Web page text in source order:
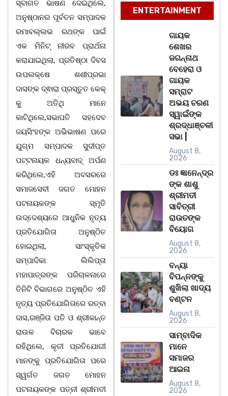
ସ୍ବାଗତ ଭାଷଣ ଦେଇଥିଲେ,
ଅନୁଷ୍ଠାନର ପୂର୍ବତନ ସମ୍ପାଦକ
ରମାବଲ୍ଲଭ ରଥଙ୍କ ପାଇଁ
ଏକ ମିନିଟ୍ ନୀରବ ପ୍ରାର୍ଥନା
କରାଯାଇଥିଲା, ପ୍ରତିଷ୍ଠା ଦିବସ
ଉପଲକ୍ଷେ ଶଶୀପ୍ରଭା
ଦାସଙ୍କ ଦ୍ଵାରା ପ୍ରସ୍ତୁତ କେକ୍
କୁ ଅତିଥି ମାନେ
କାଟିଥିଲେ,ସଭାପତି ସହଦେବ
ଜୟସିଂହଙ୍କ ଅଭିଭାଷଣ ପରେ
ଯୁଗ୍ମ ସମ୍ପାଦକ ସୁଦୀପ୍ତ
ପଟ୍ଟନାୟକ ଧନ୍ୟବାଦ୍ ଅର୍ପଣ
କରିଥିଲେ,ଏହି ଅବସରରେ
ସମାଜସେବୀ ଜଗତ ମୋହନ
ପଟନାୟକଙ୍କ ସ୍ମୃତି
ଉଦ୍ଦେଶ୍ୟରେ ଆଧୁନିକ ନୃତ୍ୟ
ପ୍ରତିଯୋଗିତା ଅନୁଷ୍ଠିତ
ହୋଇଥିଲା, ସାଂସ୍କୃତିକ
ସମ୍ପାଦିକା ଲିଲିପ୍ତା
ମହାପାତ୍ରଙ୍କ ପରିଚାଳନାରେ
ତିନିଟି ବିଭାଗରେ ଅନୁଷ୍ଠିତ ଏହି
ନୃତ୍ୟ ପ୍ରତିଯୋଗିତାରେ ରତ୍ବା
ଦାସ,ରଞ୍ଜିତା ପତି ଓ ଶ୍ରୀକାନ୍ତ
ରାଉଳ ବିଚାରକ ଭାବେ
ରହିଥିଲେ, କୃତୀ ପ୍ରତିଯୋଗୀ
ମାନଙ୍କୁ ପ୍ରତିଯୋଗିତା ପରେ
ସ୍ୱର୍ଗତ ଜଗତ ମୋହନ
ପଟନାୟକଙ୍କ ପତ୍ନୀ ଶ୍ରୀମତୀ
ENTERTAINMENT
ଗାୟକ
ଶେଖର
ଜଗନ୍ନାଥ
ବେହେରା ଓ
ଗାୟକ
ସମ୍ରାଟ
ଅଭୟ ଚରଣ
ସ୍ୱାଇଁଙ୍କ
ଶ୍ରଦ୍ଧାଞ୍ଚଳୀ
ସଭା |
August 8,
2026
ଡଃ ଜ୍ଞାନେନ୍ଦ୍ର
ଙ୍କ ଶାଶୁ
ଶ୍ରୀମତୀ
ସାବିତ୍ରୀ
ରାଉତଙ୍କ
ବିୟୋଗ
August 8,
2026
ବନ୍ୟା
ବିପନ୍ନଙ୍କୁ
ଶୁଖିଲା ଖାଦ୍ୟ
ବଣ୍ଟନ
August 8,
2026
ସାମ୍ବାଦିକ
ମାନେ
ସମାଜର
ଆଇନା
August 8,
2026